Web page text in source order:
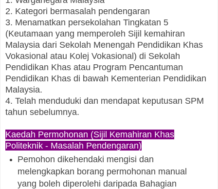
2. Kategori bermasalah pendengaran
3. Menamatkan persekolahan Tingkatan 5
(Keutamaan yang memperoleh Sijil kemahiran
Malaysia dari Sekolah Menengah Pendidikan Khas
Vokasional atau Kolej Vokasional) di Sekolah
Pendidikan Khas atau Program Pencantuman
Pendidikan Khas di bawah Kementerian Pendidikan
Malaysia.
4. Telah menduduki dan mendapat keputusan SPM
tahun sebelumnya.
Kaedah Permohonan (Sijil Kemahiran Khas
Politeknik - Masalah Pendengaran)
Pemohon dikehendaki mengisi dan
melengkapkan borang permohonan manual
yang boleh diperolehi daripada Bahagian